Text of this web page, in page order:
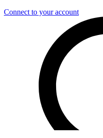
Connect to your account